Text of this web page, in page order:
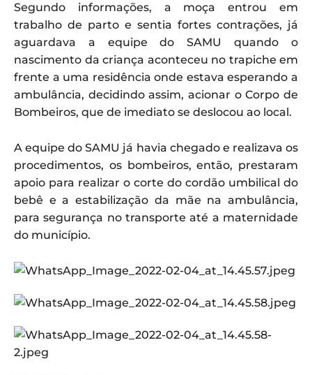
Segundo informações, a moça entrou em
trabalho de parto e sentia fortes contrações, já
aguardava a equipe do SAMU quando o
nascimento da criança aconteceu no trapiche em
frente a uma residência onde estava esperando a
ambulância, decidindo assim, acionar o Corpo de
Bombeiros, que de imediato se deslocou ao local.
A equipe do SAMU já havia chegado e realizava os
procedimentos, os bombeiros, então, prestaram
apoio para realizar o corte do cordão umbilical do
bebê e a estabilização da mãe na ambulância,
para segurança no transporte até a maternidade
do município.